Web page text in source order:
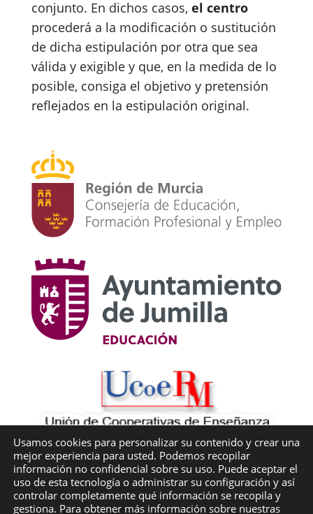
conjunto. En dichos casos, el centro
procederá a la modificación o sustitución
de dicha estipulación por otra que sea
válida y exigible y que, en la medida de lo
posible, consiga el objetivo y pretensión
reflejados en la estipulación original.
Usamos cookies para personalizar su contenido y crear una
mejor experiencia para usted. Podemos recopilar
información no confidencial sobre su uso. Puede aceptar el
uso de esta tecnología o administrar su configuración y así
controlar completamente qué información se recopila y
gestiona. Para obtener más información sobre nuestras